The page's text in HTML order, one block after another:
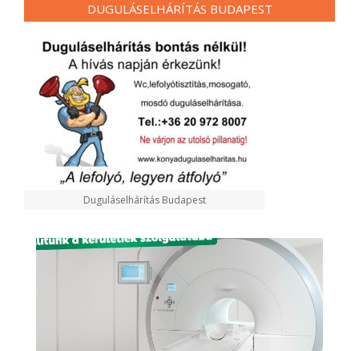
DUGULÁSELHÁRÍTÁS BUDAPEST
Duguláselhárítás Budapest